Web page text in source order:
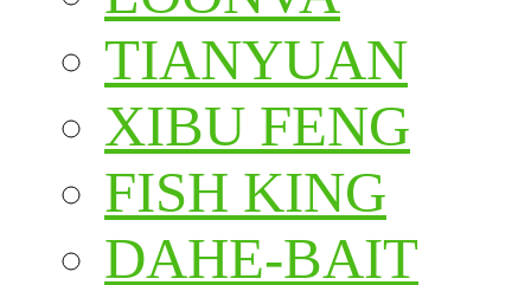
TIANYUAN
XIBU FENG
FISH KING
DAHE-BAIT